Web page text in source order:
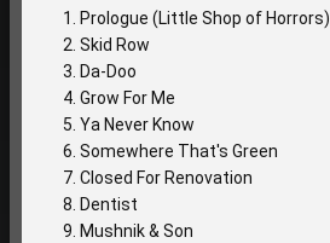
Prologue (Little Shop of Horrors)
Skid Row
Da-Doo
Grow For Me
Ya Never Know
Somewhere That's Green
Closed For Renovation
Dentist
Mushnik & Son